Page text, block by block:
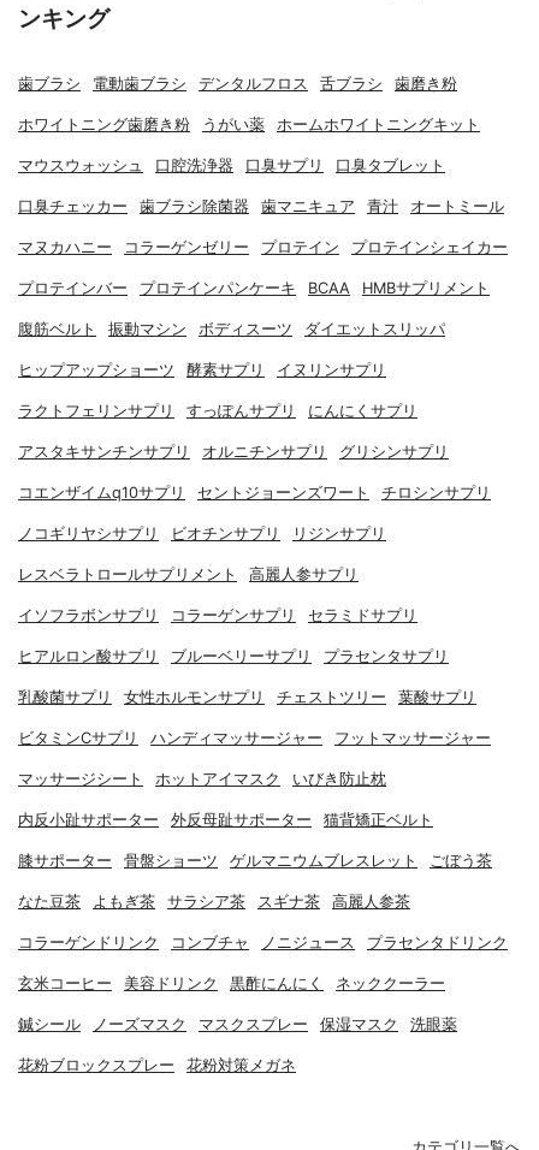
ンキング
歯ブラシ 電動歯ブラシ デンタルフロス 舌ブラシ 歯磨き粉
ホワイトニング歯磨き粉 うがい薬 ホームホワイトニングキット
マウスウォッシュ 口腔洗浄器 口臭サプリ 口臭タブレット
口臭チェッカー 歯ブラシ除菌器 歯マニキュア 青汁 オートミール
マヌカハニー コラーゲンゼリー プロテイン プロテインシェイカー
プロテインバー プロテインパンケーキ BCAA HMBサプリメント
腹筋ベルト 振動マシン ボディスーツ ダイエットスリッパ
ヒップアップショーツ 酵素サプリ イヌリンサプリ
ラクトフェリンサプリ すっぽんサプリ にんにくサプリ
アスタキサンチンサプリ オルニチンサプリ グリシンサプリ
コエンザイムq10サプリ セントジョーンズワート チロシンサプリ
ノコギリヤシサプリ ビオチンサプリ リジンサプリ
レスベラトロールサプリメント 高麗人参サプリ
イソフラボンサプリ コラーゲンサプリ セラミドサプリ
ヒアルロン酸サプリ ブルーベリーサプリ プラセンタサプリ
乳酸菌サプリ 女性ホルモンサプリ チェストツリー 葉酸サプリ
ビタミンCサプリ ハンディマッサージャー フットマッサージャー
マッサージシート ホットアイマスク いびき防止枕
内反小趾サポーター 外反母趾サポーター 猫背矯正ベルト
膝サポーター 骨盤ショーツ ゲルマニウムブレスレット ごぼう茶
なた豆茶 よもぎ茶 サラシア茶 スギナ茶 高麗人参茶
コラーゲンドリンク コンブチャ ノニジュース プラセンタドリンク
玄米コーヒー 美容ドリンク 黒酢にんにく ネッククーラー
鍼シール ノーズマスク マスクスプレー 保湿マスク 洗眼薬
花粉ブロックスプレー 花粉対策メガネ